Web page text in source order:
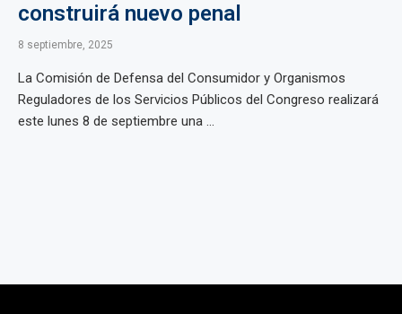
construirá nuevo penal
8 septiembre, 2025
La Comisión de Defensa del Consumidor y Organismos
Reguladores de los Servicios Públicos del Congreso realizará
este lunes 8 de septiembre una ...